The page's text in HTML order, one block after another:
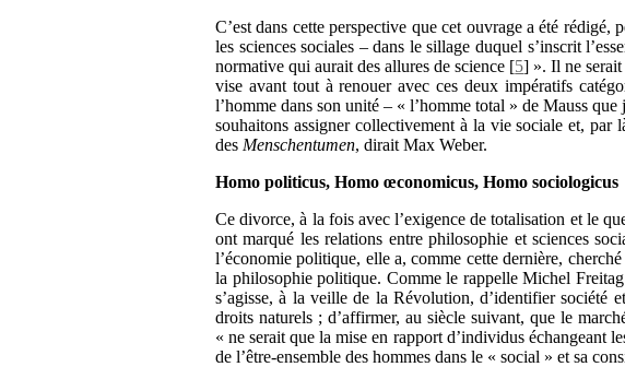
C’est dans cette perspective que cet ouvrage a été
les sciences sociales – dans le sillage duquel s’inscrit
normative qui aurait des allures de science [5] ». Il ne
vise avant tout à renouer avec ces deux impératifs
l’homme dans son unité – « l’homme total » de Mauss
souhaitons assigner collectivement à la vie sociale et, par
des Menschentumen, dirait Max Weber.
Homo politicus, Homo œconomicus, Homo sociologicus
Ce divorce, à la fois avec l’exigence de totalisation et le
ont marqué les relations entre philosophie et sciences
l’économie politique, elle a, comme cette dernière,
la philosophie politique. Comme le rappelle Michel
s’agisse, à la veille de la Révolution, d’identifier société
droits naturels ; d’affirmer, au siècle suivant, que le
« ne serait que la mise en rapport d’individus
de l’être-ensemble des hommes dans le « social » et sa